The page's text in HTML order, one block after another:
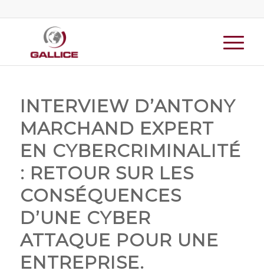
INTERVIEW D’ANTONY
MARCHAND EXPERT
EN CYBERCRIMINALITÉ
: RETOUR SUR LES
CONSÉQUENCES
D’UNE CYBER
ATTAQUE POUR UNE
ENTREPRISE.